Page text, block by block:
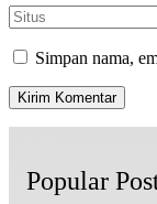
Simpan nama,
Popular